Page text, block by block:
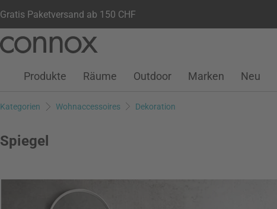
Gratis Paketversand ab 150 CHF
Seiteninhalt
Suchfeld
Kundenkonto
Wunschliste
Warenkorb
Produkte Räume Outdoor Marken Neu
Kategorien Wohnaccessoires Dekoration
Spiegel